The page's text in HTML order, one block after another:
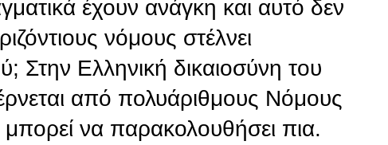
έχουν ανάγκη και αυτό δεν
νόμους στέλνει
Ελληνική δικαιοσύνη του
από πολυάριθμους Νόμους
μπορεί να παρακολουθήσει πια.